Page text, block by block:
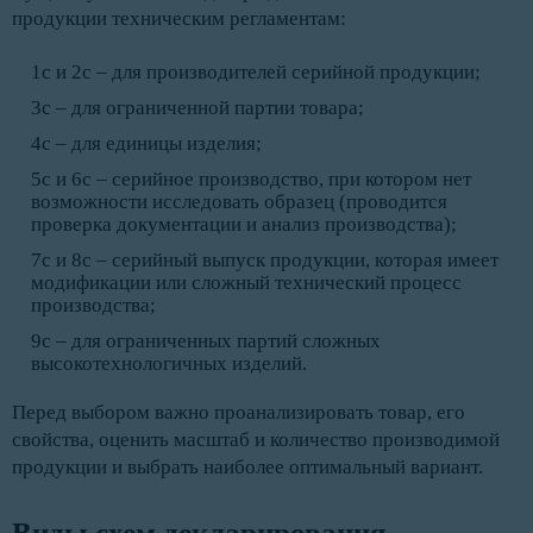
продукции техническим регламентам:
1с и 2с – для производителей серийной продукции;
3с – для ограниченной партии товара;
4с – для единицы изделия;
5с и 6с – серийное производство, при котором нет
возможности исследовать образец (проводится
проверка документации и анализ производства);
7с и 8с – серийный выпуск продукции, которая имеет
модификации или сложный технический процесс
производства;
9с – для ограниченных партий сложных
высокотехнологичных изделий.
Перед выбором важно проанализировать товар, его
свойства, оценить масштаб и количество производимой
продукции и выбрать наиболее оптимальный вариант.